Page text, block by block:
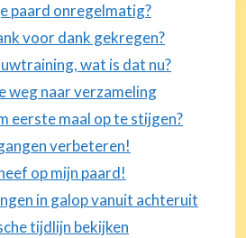
paard onregelmatig?
voor dank gekregen?
wat is dat nu?
weg naar verzameling
eerste maal op te stijgen?
verbeteren!
op mijn paard!
in galop vanuit achteruit
tijdlijn bekijken